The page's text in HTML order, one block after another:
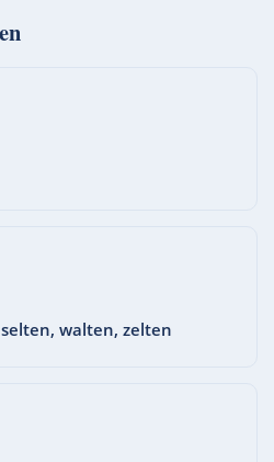
walten, zelten